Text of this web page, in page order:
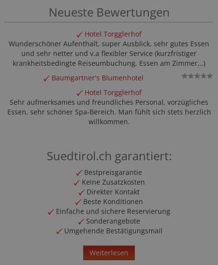
Neueste Bewertungen
Hotel Torgglerhof
Wunderschöner Aufenthalt, super Ausblick, sehr gutes Essen
und sehr netter und v.a flexibler Service (kurzfristiger
krankheitsbedingte Reiseumbuchung, Essen am Zimmer,..)
Baumgartner's Blumenhotel
Hotel Torgglerhof
Sehr aufmerksames und freundliches Personal, vorzügliches
Essen, sehr schöner Spa-Bereich. Man fühlt sich stets herzlich
willkommen.
Suedtirol.ch garantiert:
Bestpreisgarantie
Keine Zusatzkosten
Direkter Kontakt
Beste Konditionen
Einfache und sichere Reservierung
Sonderangebote
Umgehende Bestätigungsmail
Weiterlesen